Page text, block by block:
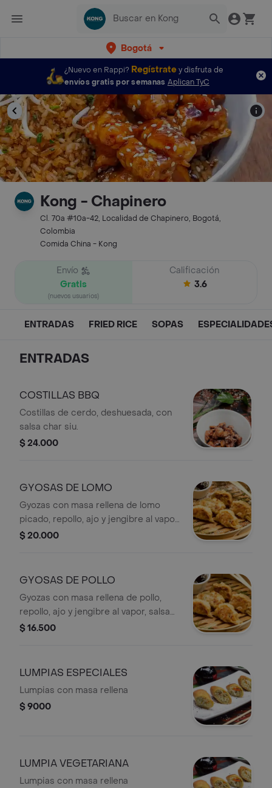
Bogotá
¿Nuevo en Rappi? Regístratey disfruta de
envíos gratis por semanas Aplican TyC
Kong - Chapinero
Cl. 70a #10a-42, Localidad de Chapinero, Bogotá,
Colombia
Comida China - Kong
Envío
Gratis
(nuevos usuarios)
Calificación
3.6
ENTRADAS FRIED RICE SOPAS
ENTRADAS
COSTILLAS BBQ
Costillas de cerdo, deshuesada, con
salsa char siu.
$ 24.000
GYOSAS DE LOMO
Gyozas con masa rellena de lomo
picado, repollo, ajo y jengibre al vapor,
salsa ponzu.
$ 20.000
GYOSAS DE POLLO
Gyozas con masa rellena de pollo,
repollo, ajo y jengibre al vapor, salsa
ponzu.
$ 16.500
LUMPIAS ESPECIALES
Lumpias con masa rellena
$ 9000
LUMPIA VEGETARIANA
Lumpias con masa rellena